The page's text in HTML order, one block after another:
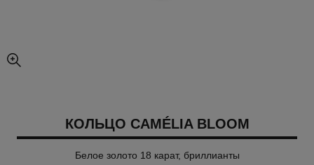
увеличенное изображение
КОЛЬЦО CAMÉLIA BLOOM
Белое золото 18 карат, бриллианты